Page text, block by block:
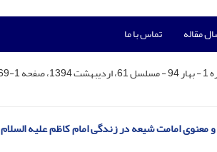
مقاله تماس با ما
امامت شیعه در زندگی امام کاظم علیه السلام